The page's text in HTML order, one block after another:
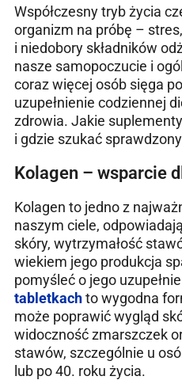
Współczesny tryb życia
organizm na próbę –
i niedobory składników
nasze samopoczucie i
coraz więcej osób sięga
uzupełnienie codziennej
zdrowia. Jakie
i gdzie szukać
Kolagen – wsparcie
Kolagen to jedno z
naszym ciele,
skóry, wytrzymałość
wiekiem jego produkcja
pomyśleć o jego
tabletkachto wygodna
może poprawić wygląd
widoczność zmarszczek
stawów, szczególnie u
lub po 40. roku życia.